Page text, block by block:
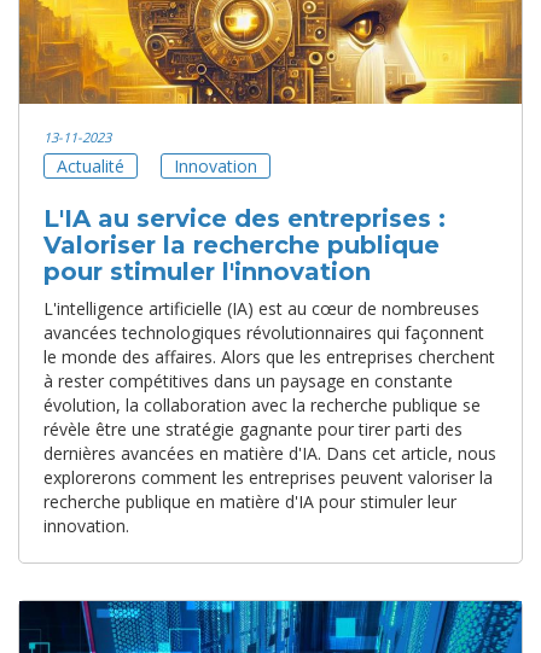
13-11-2023
Actualité Innovation
L'IA au service des entreprises :
Valoriser la recherche publique
pour stimuler l'innovation
L'intelligence artificielle (IA) est au cœur de nombreuses
avancées technologiques révolutionnaires qui façonnent
le monde des affaires. Alors que les entreprises cherchent
à rester compétitives dans un paysage en constante
évolution, la collaboration avec la recherche publique se
révèle être une stratégie gagnante pour tirer parti des
dernières avancées en matière d'IA. Dans cet article, nous
explorerons comment les entreprises peuvent valoriser la
recherche publique en matière d'IA pour stimuler leur
innovation.